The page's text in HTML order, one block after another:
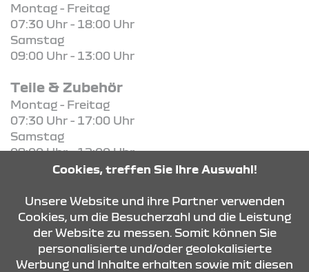
Montag - Freitag
07:30 Uhr - 18:00 Uhr
Samstag
09:00 Uhr - 13:00 Uhr
Teile & Zubehör
Montag - Freitag
07:30 Uhr - 17:00 Uhr
Samstag
09:00 Uhr - 12:00 Uhr
KONTAKT & ANFAHRT
ÖFFNUNGSZEITEN
Cookies, treffen Sie Ihre Auswahl!
Unsere Website und ihre Partner verwenden
Cookies, um die Besucherzahl und die Leistung
der Website zu messen. Somit können Sie
personalisierte und/oder geolokalisierte
Werbung und Inhalte erhalten sowie mit diesen